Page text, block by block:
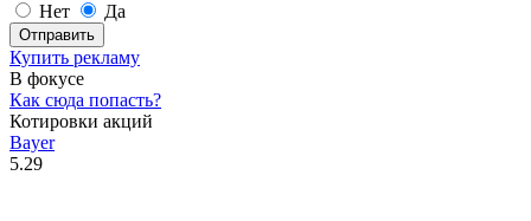
Нет
Да
Отправить
Купить рекламу
В фокусе
Как сюда попасть?
Котировки акций
Bayer
5.29